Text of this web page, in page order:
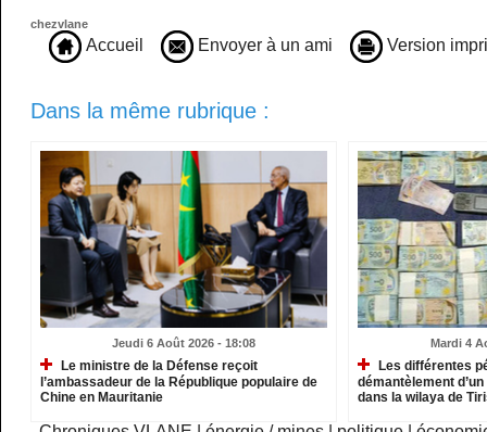
chezvlane
Accueil Envoyer à un ami Version
Dans la même rubrique :
Jeudi 6 Août 2026 - 18:08
Le ministre de la Défense reçoit
l’ambassadeur de la République populaire de
Chine en Mauritanie
Mardi 4
Les différentes
démantèlement
dans la wilaya de